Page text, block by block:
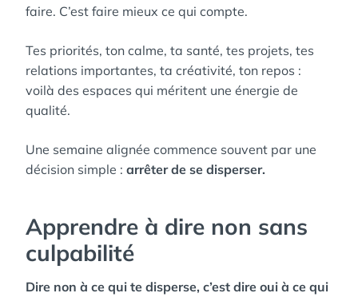
faire. C’est faire mieux ce qui compte.
Tes priorités, ton calme, ta santé, tes projets, tes
relations importantes, ta créativité, ton repos :
voilà des espaces qui méritent une énergie de
qualité.
Une semaine alignée commence souvent par une
décision simple : arrêter de se disperser.
Apprendre à dire non sans
culpabilité
Dire non à ce qui te disperse, c’est dire oui à ce qui